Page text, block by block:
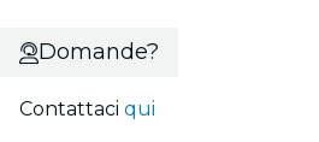
Domande?
Contattaci qui